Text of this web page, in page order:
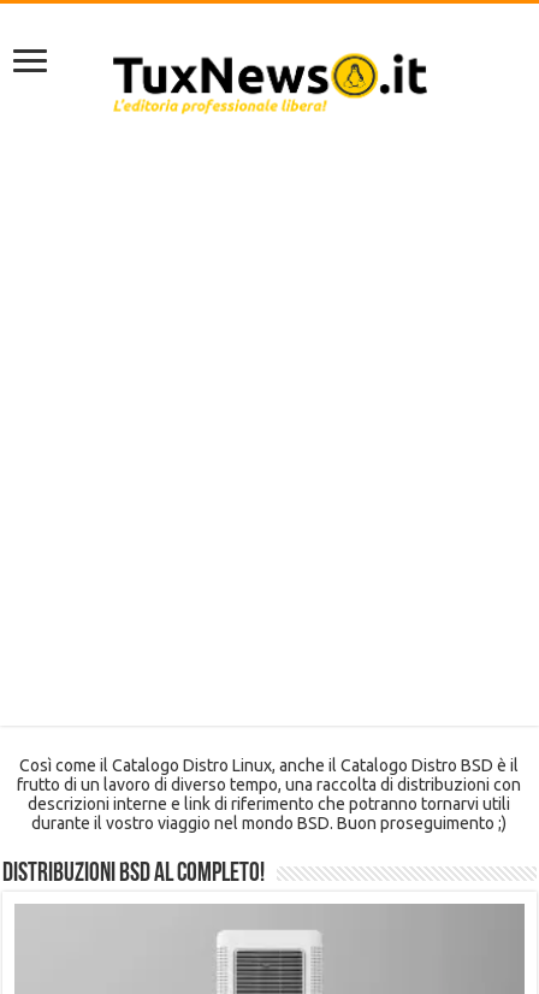
Così come il Catalogo Distro Linux, anche il Catalogo Distro BSD è il
frutto di un lavoro di diverso tempo, una raccolta di distribuzioni con
descrizioni interne e link di riferimento che potranno tornarvi utili
durante il vostro viaggio nel mondo BSD. Buon proseguimento ;)
Distribuzioni BSD al completo!